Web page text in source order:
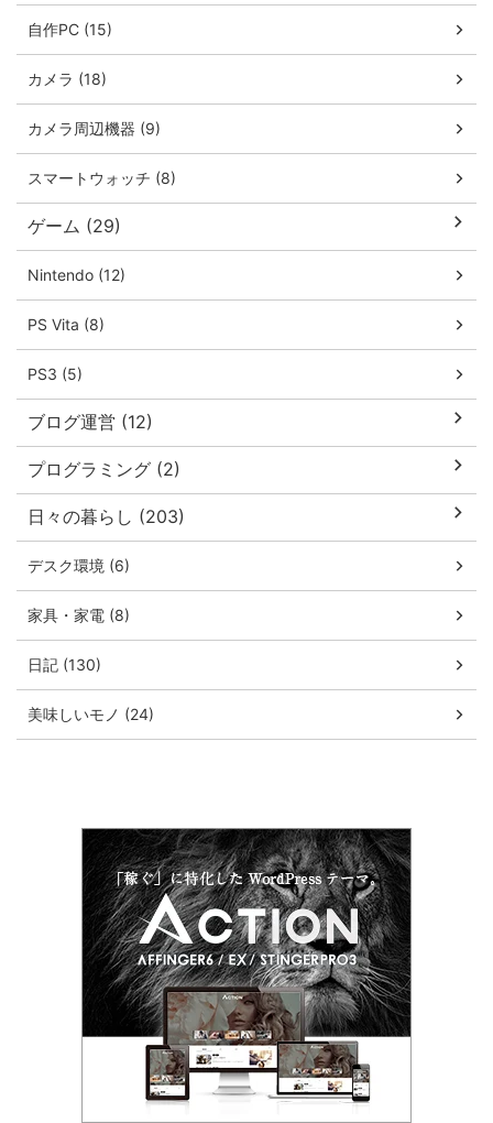
自作PC (15)
カメラ (18)
カメラ周辺機器 (9)
スマートウォッチ (8)
ゲーム (29)
Nintendo (12)
PS Vita (8)
PS3 (5)
ブログ運営 (12)
プログラミング (2)
日々の暮らし (203)
デスク環境 (6)
家具・家電 (8)
日記 (130)
美味しいモノ (24)